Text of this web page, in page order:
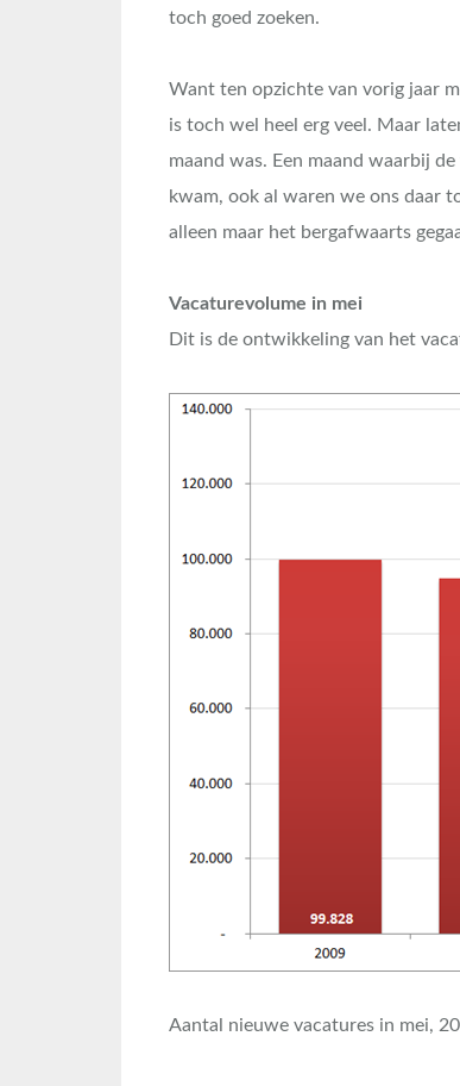
toch goed zoeken.
Want ten opzichte van vorig jaar
is toch wel heel erg veel. Maar
maand was. Een maand waarbij
kwam, ook al waren we ons daar
alleen maar het bergafwaarts
Vacaturevolume in mei
Dit is de ontwikkeling van het
Aantal nieuwe vacatures in mei,